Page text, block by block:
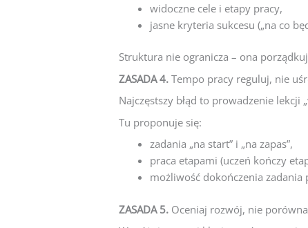
widoczne cele i etapy pracy,
jasne kryteria sukcesu („na co
Struktura nie ogranicza – ona
ZASADA 4. Tempo pracy reguluj, nie
Najczęstszy błąd to prowadzenie lekcji
Tu proponuje się:
zadania „na start” i „na zapas”,
praca etapami (uczeń kończy
możliwość dokończenia zadania
ZASADA 5. Oceniaj rozwój, nie